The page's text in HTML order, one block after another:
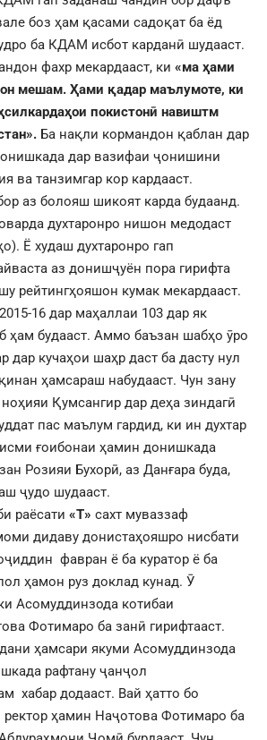
боз ҳам қасами садоқат ба ёд
ба КДАМ исбот карданӣ шудааст.
фахр мекардааст, ки «ма ҳами
мешам. Ҳами қадар маълумоте, ки
покистонӣ навиштм
Ба нақли кормандон қаблан дар
дар вазифаи ҷонишини
ва танзимгар кор кардааст.
аз болояш шикоят карда будаанд.
духтаронро нишон медодаст
Ё худаш духтаронро гап
аз донишҷуён пора гирифта
рейтингҳояшон кумак мекардааст.
16 дар маҳаллаи 103 дар як
ҳам будааст. Аммо баъзан шабҳо ӯро
дар кучаҳои шаҳр даст ба дасту нул
ҳамсараш набудааст. Чун зану
Қумсангир дар деҳа зиндагӣ
пас маълум гардид, ки ин духтар
ғоибонаи ҳамин донишкада
Розияи Бухорӣ, аз Данғара буда,
ҷудо шудааст.
раёсати «Т» сахт муваззаф
дидаву донистаҳояшро нисбати
фавран ё ба куратор ё ба
ҳамон руз доклад кунад. Ӯ
Асомуддинзода котибаи
Фотимаро ба занӣ гирифтааст.
ҳамсари якуми Асомуддинзода
рафтану ҷанҷол
хабар додааст. Вай ҳатто бо
ҳамин Наҷотова Фотимаро ба